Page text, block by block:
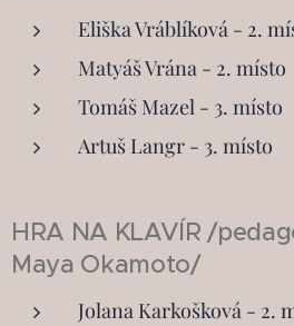
Eliška Vráblíková - 2.
Matyáš Vrána - 2. místo
Tomáš Mazel - 3. místo
Artuš Langr - 3. místo
HRA NA KLAVÍR /
Maya Okamoto/
Jolana Karkošková - 2.